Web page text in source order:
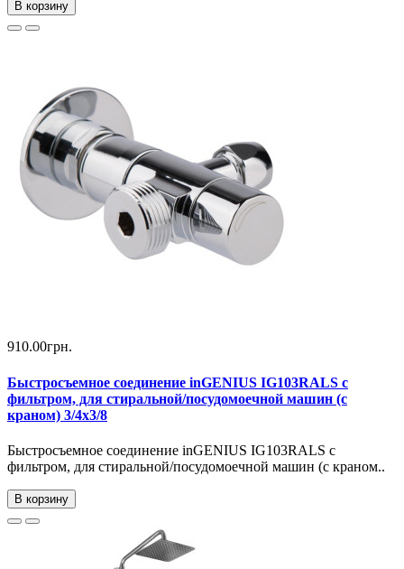
В корзину
910.00грн.
Быстросъемное соединение inGENIUS IG103RALS с
фильтром, для стиральной/посудомоечной машин (с
краном) 3/4х3/8
Быстросъемное соединение inGENIUS IG103RALS с
фильтром, для стиральной/посудомоечной машин (с краном..
В корзину